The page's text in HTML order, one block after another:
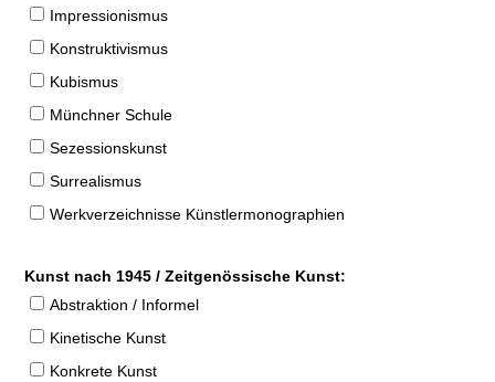
Impressionismus
Konstruktivismus
Kubismus
Münchner Schule
Sezessionskunst
Surrealismus
Werkverzeichnisse Künstlermonographien
Kunst nach 1945 / Zeitgenössische Kunst:
Abstraktion / Informel
Kinetische Kunst
Konkrete Kunst